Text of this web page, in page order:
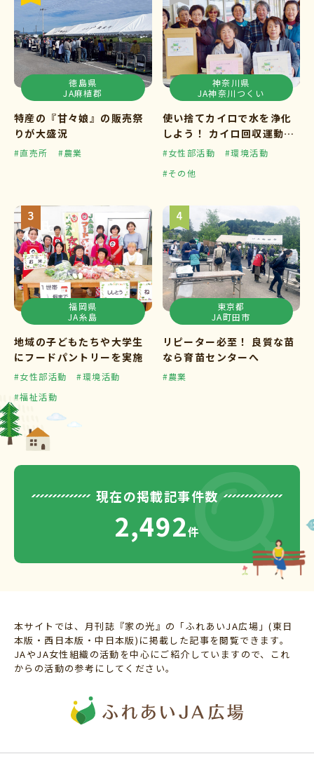
徳島県
JA麻植郡
特産の『甘々娘』の販売祭
りが大盛況
#直売所 #農業
神奈川県
JA神奈川つくい
使い捨てカイロで水を浄化
しよう！ カイロ回収運動ス
タート
#女性部活動
#環境活動
#その他
福岡県
JA糸島
地域の子どもたちや大学生
にフードパントリーを実施
#女性部活動
#環境活動
#福祉活動
東京都
JA町田市
リピーター必至！ 良質な苗
なら育苗センターへ
#農業
現在の掲載記事件数
2,492件
本サイトでは、月刊誌『家の光』の「ふれあいJA広場」(東日
本版・西日本版・中日本版)に掲載した記事を閲覧できます。
JAやJA女性組織の活動を中心にご紹介していますので、これ
からの活動の参考にしてください。